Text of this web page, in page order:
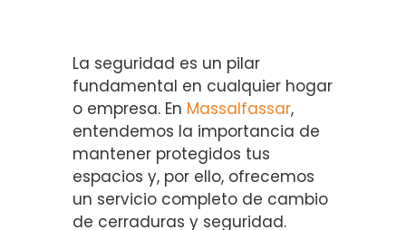
La seguridad es un pilar
fundamental en cualquier hogar
o empresa. En Massalfassar,
entendemos la importancia de
mantener protegidos tus
espacios y, por ello, ofrecemos
un servicio completo de cambio
de cerraduras y seguridad.